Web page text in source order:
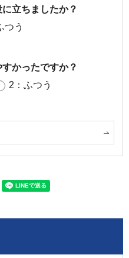
立ちましたか？
つう
かったですか？
2：ふつう